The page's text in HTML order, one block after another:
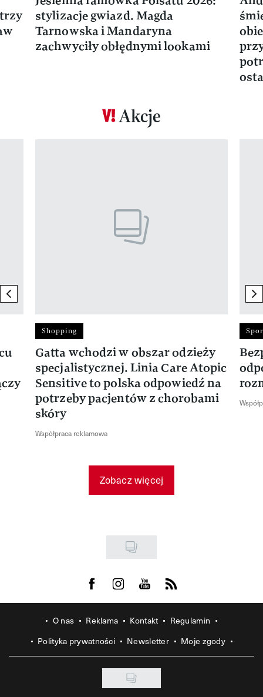
stylizacje gwiazd. Magda
Tarnowska i Mandaryna
zachwyciły obłędnymi lookami
Akcje
previous element
Shopping
Gatta wchodzi w obszar odzieży
specjalistycznej. Linia Care Atopic
Sensitive to polska odpowiedź na
potrzeby pacjentów z chorobami
skóry
Współpraca reklamowa
Zobacz więcej
Visit us on Facebook
Visit us on Instagram
Visit us on Youtube
Visit us on Rss
O nas Reklama Kontakt
Regulamin
Polityka prywatności
Newsletter Moje zgody